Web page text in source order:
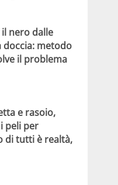
nero dalle
metodo
il problema
e rasoio,
peli per
di tutti è realtà,